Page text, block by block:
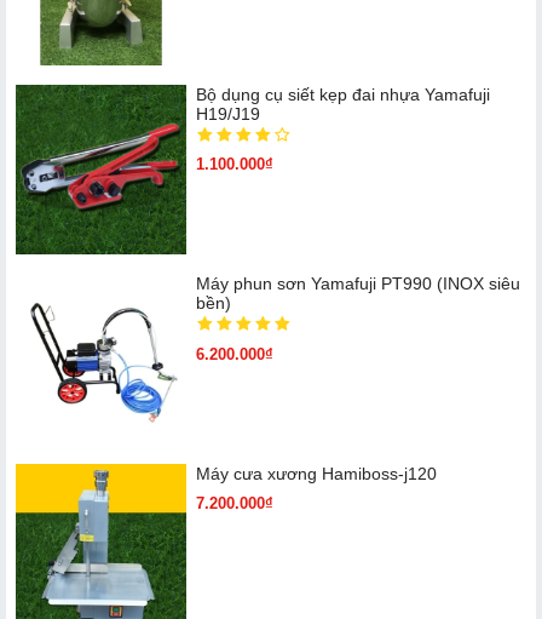
Bộ dụng cụ siết kẹp đai nhựa Yamafuji
H19/J19
1.100.000₫
Máy phun sơn Yamafuji PT990 (INOX siêu
bền)
6.200.000₫
Máy cưa xương Hamiboss-j120
7.200.000₫